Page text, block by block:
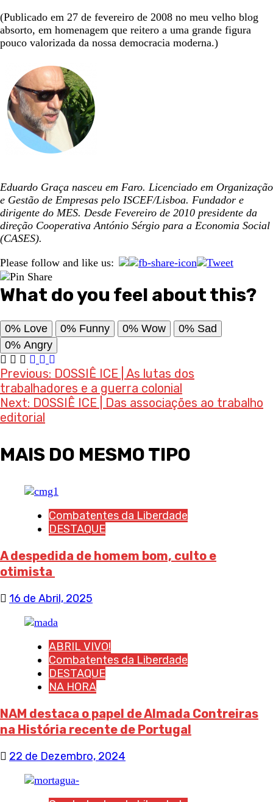
(Publicado em 27 de fevereiro de 2008 no meu velho blog
absorto, em homenagem que reitero a uma grande figura
pouco valorizada da nossa democracia moderna.)
Eduardo Graça nasceu em Faro. Licenciado em Organização
e Gestão de Empresas pelo ISCEF/Lisboa. Fundador e
dirigente do MES. Desde Fevereiro de 2010 presidente da
direção Cooperativa António Sérgio para a Economia Social
(CASES).
Please follow and like us:
What do you feel about this?
0% Love 0% Funny 0% Wow 0% Sad
0% Angry
Post
navigation
Previous: DOSSIÊ ICE | As lutas dos
trabalhadores e a guerra colonial
Next: DOSSIÊ ICE | Das associações ao trabalho
editorial
MAIS DO MESMO TIPO
Combatentes da Liberdade
DESTAQUE
A despedida de homem bom, culto e
otimista
16 de Abril, 2025
ABRIL VIVO!
Combatentes da Liberdade
DESTAQUE
NA HORA
NAM destaca o papel de Almada Contreiras
na História recente de Portugal
22 de Dezembro, 2024